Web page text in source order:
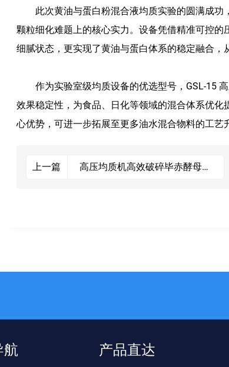
此次黄油与蛋白粉混合液均质实验的圆满成功，
颗粒细化难题上的核心实力。设备凭借精准可控
细腻状态，更实现了黄油与蛋白体系的稳定融合，
作为实验室级均质设备的优选型号，GSL-15
效果稳定性，为食品、日化等领域的混合体系优
心优势，可进一步拓展至更多油水混合物料的工艺
上一篇
高压均质机高效破碎毕赤酵母实
航 产品直达